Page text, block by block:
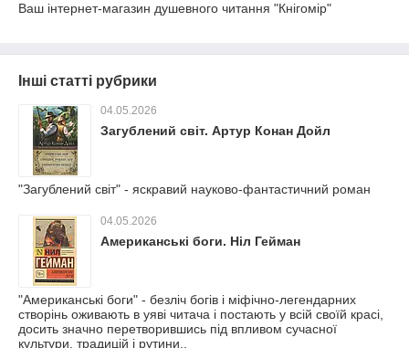
Ваш інтернет-магазин душевного читання "Кнігомір"
Інші статті рубрики
04.05.2026
Загублений світ. Артур Конан Дойл
"Загублений світ" - яскравий науково-фантастичний роман
04.05.2026
Американські боги. Ніл Гейман
"Американські боги" - безліч богів і міфічно-легендарних
створінь оживають в уяві читача і постають у всій своїй красі,
досить значно перетворившись під впливом сучасної
культури, традицій і рутини..